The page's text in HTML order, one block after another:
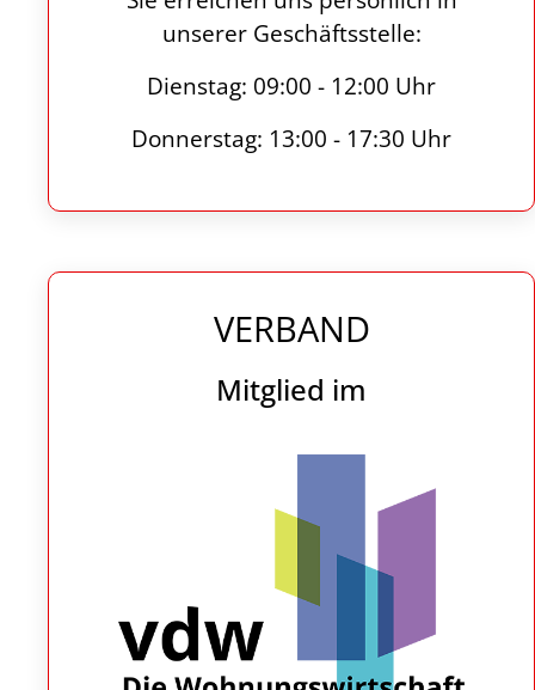
unserer Geschäftsstelle:
Dienstag: 09:00 - 12:00 Uhr
Donnerstag: 13:00 - 17:30 Uhr
VERBAND
Mitglied im